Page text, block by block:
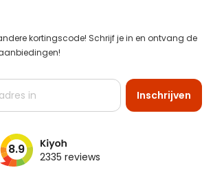
kortingscode! Schrijf je in en ontvang de
Inschrijven
8.9 2335 reviews